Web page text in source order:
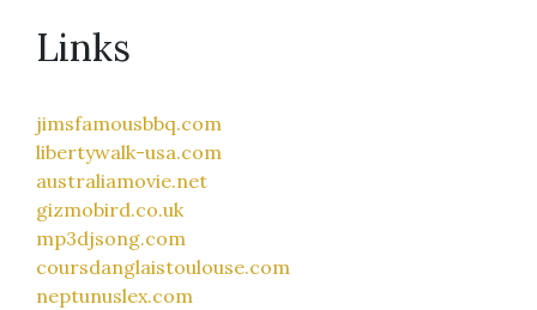
Links
jimsfamousbbq.com
libertywalk-usa.com
australiamovie.net
gizmobird.co.uk
mp3djsong.com
coursdanglaistoulouse.com
neptunuslex.com